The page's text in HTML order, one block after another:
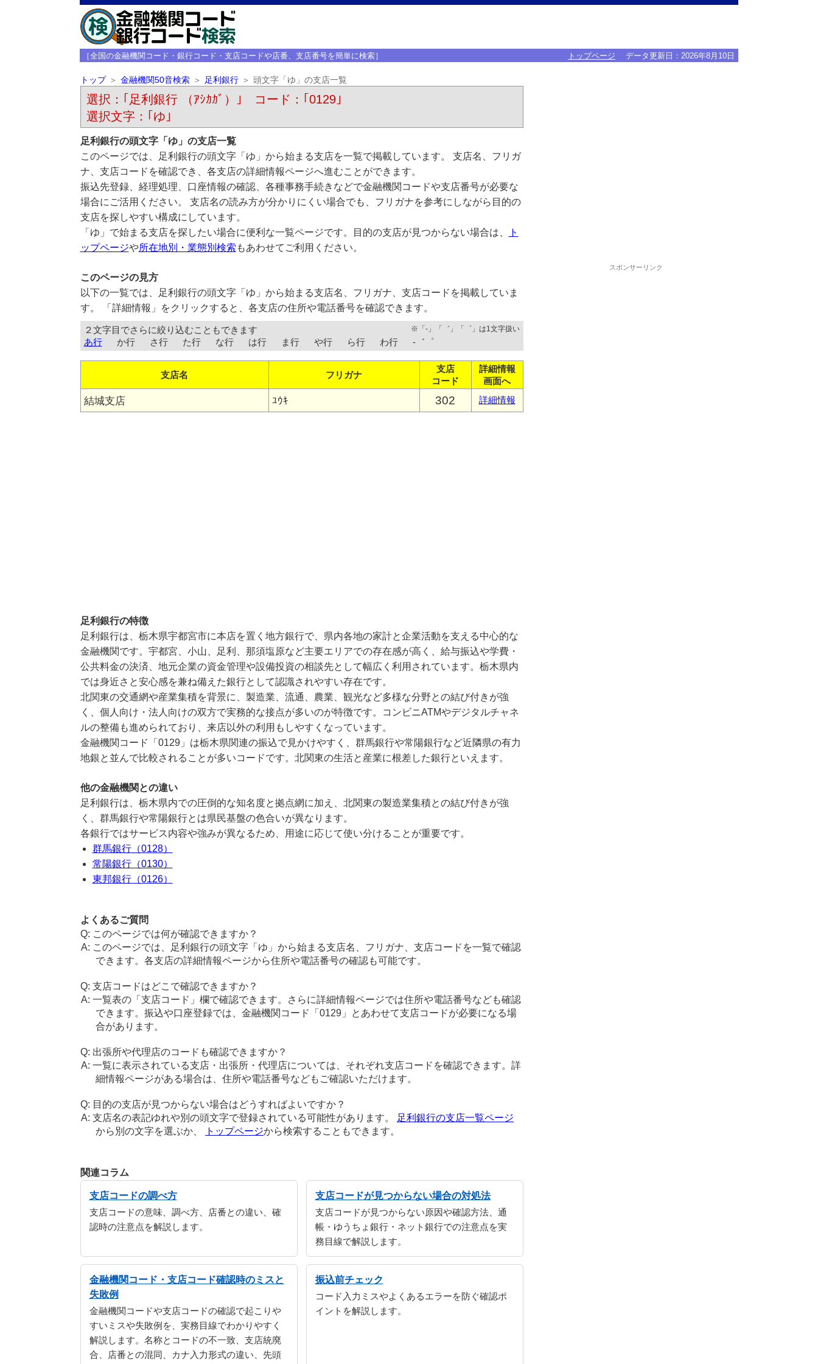
［全国の金融機関コード・銀行コード・支店コードや店番、支店番号を簡単に検索］ トップページ データ更新日： 2026年8月10日
トップ 金融機関50音検索 足利銀行 頭文字「ゆ」の支店一覧
選択：｢足利銀行 （ｱｼｶｶﾞ）｣ コード：｢0129｣
選択文字：｢ゆ｣
足利銀行の頭文字「ゆ」の支店一覧
このページでは、足利銀行の頭文字「ゆ」から始まる支店を一覧で掲載しています。 支店名、フリガ
ナ、支店コードを確認でき、各支店の詳細情報ページへ進むことができます。
振込先登録、経理処理、口座情報の確認、各種事務手続きなどで金融機関コードや支店番号が必要な
場合にご活用ください。 支店名の読み方が分かりにくい場合でも、フリガナを参考にしながら目的の
支店を探しやすい構成にしています。
「ゆ」で始まる支店を探したい場合に便利な一覧ページです。目的の支店が見つからない場合は、
ト
ップページや所在地別・業態別検索 もあわせてご利用ください。
このページの見方
以下の一覧では、足利銀行の頭文字「ゆ」から始まる支店名、フリガナ、支店コードを掲載していま
す。 「詳細情報」をクリックすると、各支店の住所や電話番号を確認できます。
２文字目でさらに絞り込むこともできます ※「-」「゛」「゜」は1文字扱い
あ行 か行 さ行 た行 な行 は行 ま行 や行 ら行 わ行 -゛゜
支店名 フリガナ
支店
コード
詳細情報
画面へ
結城支店 ﾕｳｷ 302 詳細情報
足利銀行の特徴
足利銀行は、栃木県宇都宮市に本店を置く地方銀行で、県内各地の家計と企業活動を支える中心的な
金融機関です。宇都宮、小山、足利、那須塩原など主要エリアでの存在感が高く、給与振込や学費・
公共料金の決済、地元企業の資金管理や設備投資の相談先として幅広く利用されています。栃木県内
では身近さと安心感を兼ね備えた銀行として認識されやすい存在です。
北関東の交通網や産業集積を背景に、製造業、流通、農業、観光など多様な分野との結び付きが強
く、個人向け・法人向けの双方で実務的な接点が多いのが特徴です。コンビニATMやデジタルチャネ
ルの整備も進められており、来店以外の利用もしやすくなっています。
金融機関コード「0129」は栃木県関連の振込で見かけやすく、群馬銀行や常陽銀行など近隣県の有力
地銀と並んで比較されることが多いコードです。北関東の生活と産業に根差した銀行といえます。
他の金融機関との違い
足利銀行は、栃木県内での圧倒的な知名度と拠点網に加え、北関東の製造業集積との結び付きが強
く、群馬銀行や常陽銀行とは県民基盤の色合いが異なります。
各銀行ではサービス内容や強みが異なるため、用途に応じて使い分けることが重要です。
群馬銀行（0128）
常陽銀行（0130）
東邦銀行（0126）
よくあるご質問
このページでは何が確認できますか？
このページでは、足利銀行の頭文字「ゆ」から始まる支店名、フリガナ、支店コードを一覧で確認
できます。各支店の詳細情報ページから住所や電話番号の確認も可能です。
支店コードはどこで確認できますか？
一覧表の「支店コード」欄で確認できます。さらに詳細情報ページでは住所や電話番号なども確認
できます。振込や口座登録では、金融機関コード「0129」とあわせて支店コードが必要になる場
合があります。
出張所や代理店のコードも確認できますか？
一覧に表示されている支店・出張所・代理店については、それぞれ支店コードを確認できます。詳
細情報ページがある場合は、住所や電話番号などもご確認いただけます。
目的の支店が見つからない場合はどうすればよいですか？
支店名の表記ゆれや別の頭文字で登録されている可能性があります。
足利銀行の支店一覧ページ
から別の文字を選ぶか、
トップページから検索することもできます。
関連コラム
支店コードの調べ方
支店コードの意味、調べ方、店番との違い、確
認時の注意点を解説します。
支店コードが見つからない場合の対処法
支店コードが見つからない原因や確認方法、通
帳・ゆうちょ銀行・ネット銀行での注意点を実
務目線で解説します。
金融機関コード・支店コード確認時のミスと
失敗例
金融機関コードや支店コードの確認で起こりや
すいミスや失敗例を、実務目線でわかりやすく
解説します。名称とコードの不一致、支店統廃
合、店番との混同、カナ入力形式の違い、先頭
振込前チェック
コード入力ミスやよくあるエラーを防ぐ確認ポ
イントを解説します。
スポンサーリンク